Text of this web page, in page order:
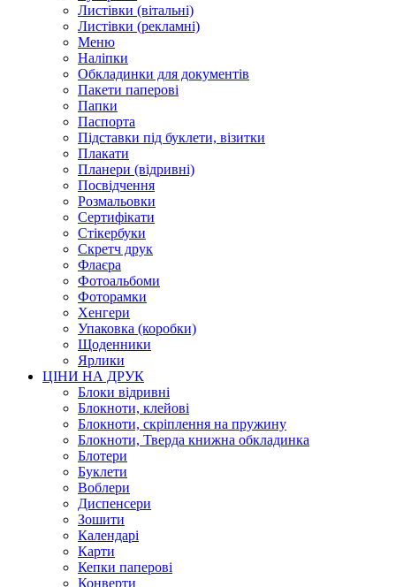
Листівки (вітальні)
Листівки (рекламні)
Меню
Наліпки
Обкладинки для документів
Пакети паперові
Папки
Паспорта
Підставки під буклети, візитки
Плакати
Планери (відривні)
Посвідчення
Розмальовки
Сертифікати
Стікербуки
Скретч друк
Флаєра
Фотоальбоми
Фоторамки
Хенгери
Упаковка (коробки)
Щоденники
Ярлики
ЦІНИ НА ДРУК
Блоки відривні
Блокноти, клейові
Блокноти, скріплення на пружину
Блокноти, Тверда книжна обкладинка
Блотери
Буклети
Воблери
Диспенсери
Зошити
Календарі
Карти
Кепки паперові
Конверти